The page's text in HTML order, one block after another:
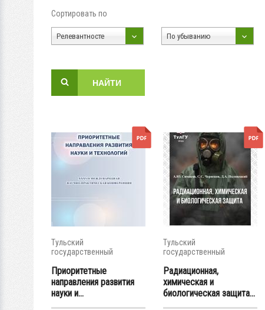
Сортировать по
Релевантносте По убыванию
Тульский
государственный
Приоритетные
направления развития
науки и...
Тульский
государственный
Радиационная,
химическая и
биологическая защита...